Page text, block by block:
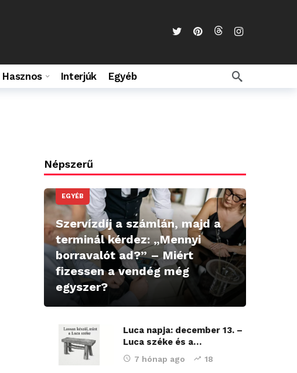
Hasznos Interjúk Egyéb
Népszerű
EGYÉB
Szervízdíj a számlán, majd a
terminál kérdez: „Mennyi
borravalót ad?” – Miért
fizessen a vendég még
egyszer?
Luca napja: december 13. –
Luca széke és a…
7 hónap ago 18